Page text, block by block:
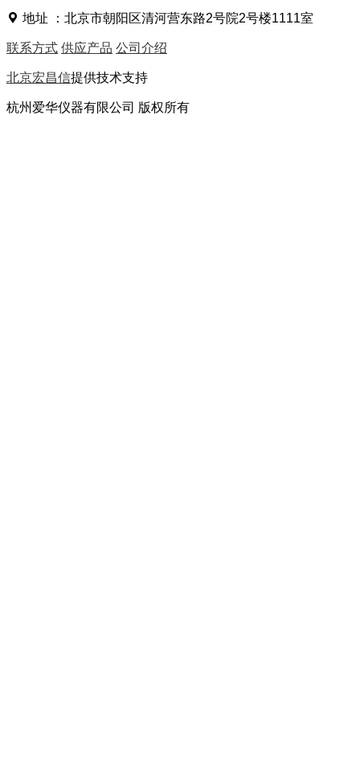
 地址 ：北京市朝阳区清河营东路2号院2号楼1111室
联系方式 供应产品 公司介绍
北京宏昌信提供技术支持
杭州爱华仪器有限公司 版权所有